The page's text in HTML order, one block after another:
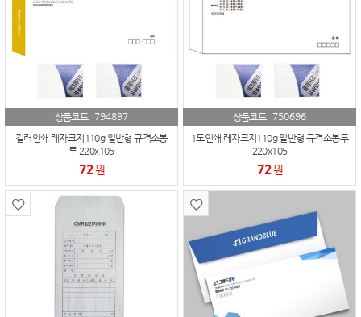
상품코드 : 794897
컬러인쇄 레자크지110g 일반형 규격소봉
투 220x105
72원
상품코드 : 750696
1도인쇄 레자크지110g 일반형 규격소봉투
220x105
72원